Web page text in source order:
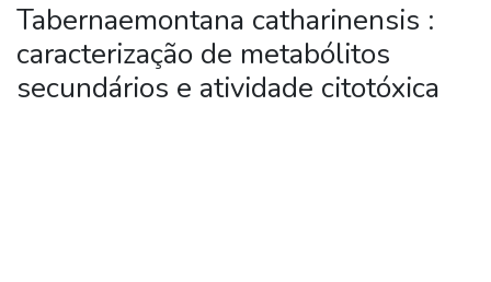
Tabernaemontana catharinensis :
caracterização de metabólitos
secundários e atividade citotóxica